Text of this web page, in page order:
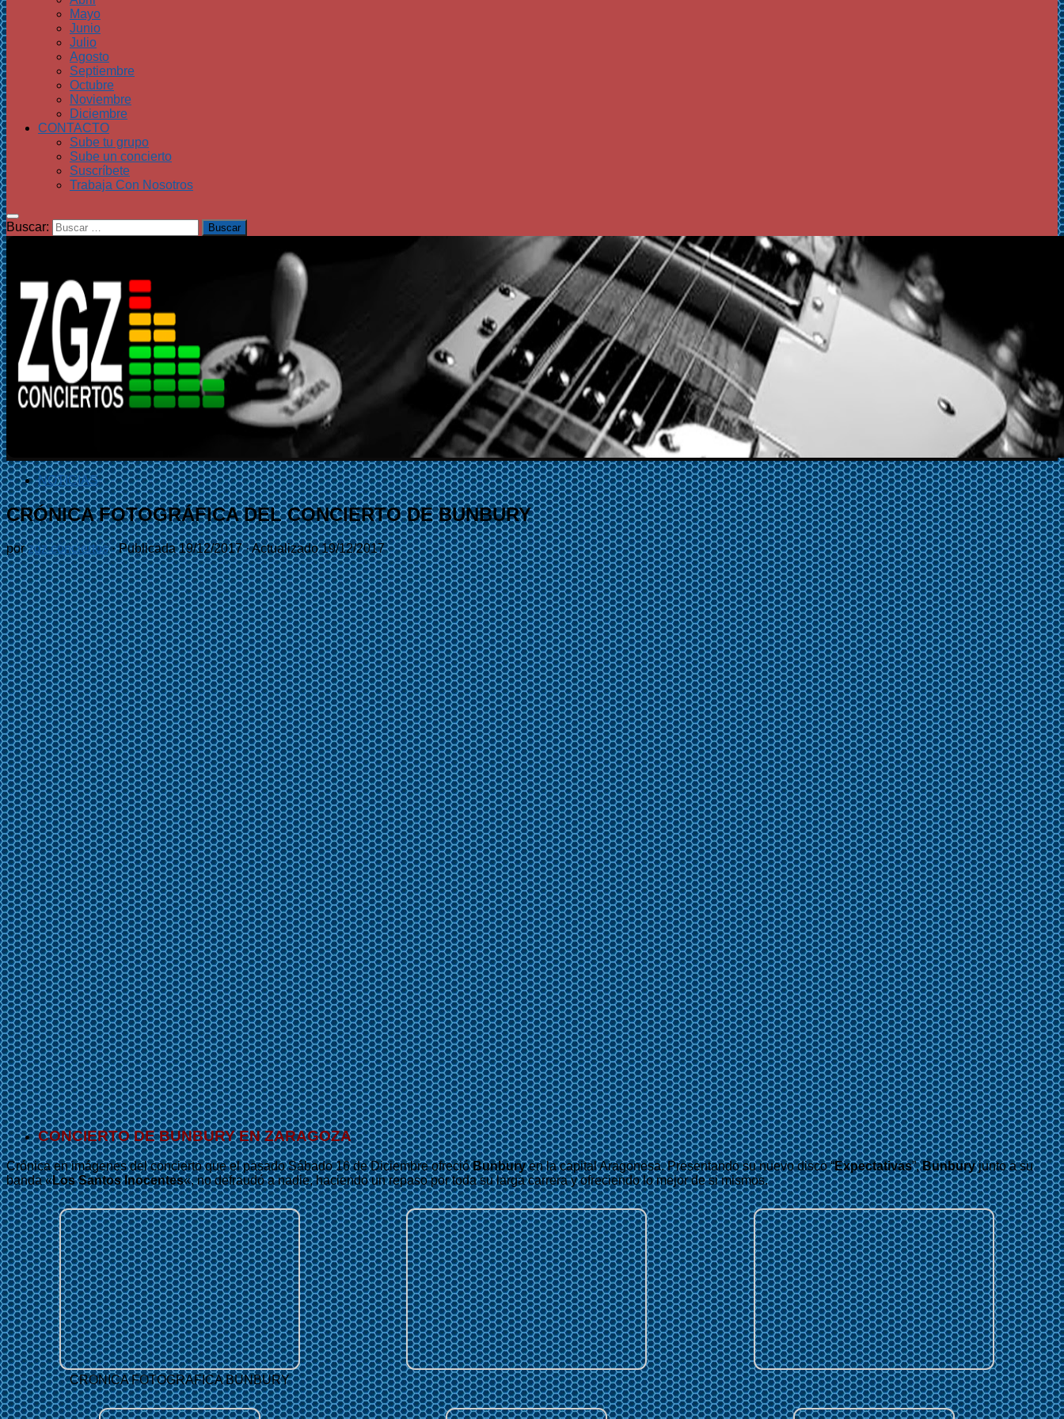
Mayo
Junio
Julio
Agosto
Septiembre
Octubre
Noviembre
Diciembre
CONTACTO
Sube tu grupo
Sube un concierto
Suscríbete
Trabaja Con Nosotros
Buscar:
NOTICIAS
CRÓNICA FOTOGRÁFICA DEL CONCIERTO DE BUNBURY
porzgz conciertos · Publicada19/12/2017· Actualizado19/12/2017
CONCIERTO DE BUNBURY EN ZARAGOZA
Crónica en imágenes del concierto que el pasado Sábado 16 de Diciembre ofrecióBunburyen la capital Aragonesa. Presentando su nuevo disco “Expectativas”,Bunburyjunto a su
banda «Los Santos Inocentes«, no defraudó a nadie, haciendo un repaso por toda su larga carrera y ofreciendo lo mejor de si mismos.
CRONICA FOTOGRAFICA BUNBURY